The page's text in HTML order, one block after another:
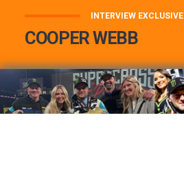
INTERVIEW EXCLUSIVE
COOPER WEBB